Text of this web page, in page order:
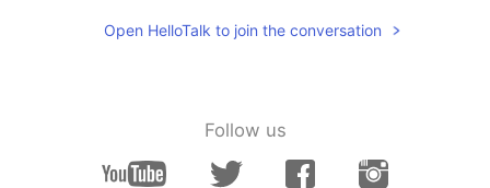
するのが1番日本にあっていると思います。
余らせることを前提とした巨大な食品は日
すごく良いと思います！日本ではあまりで
Open HelloTalk to join the conversation
Follow us